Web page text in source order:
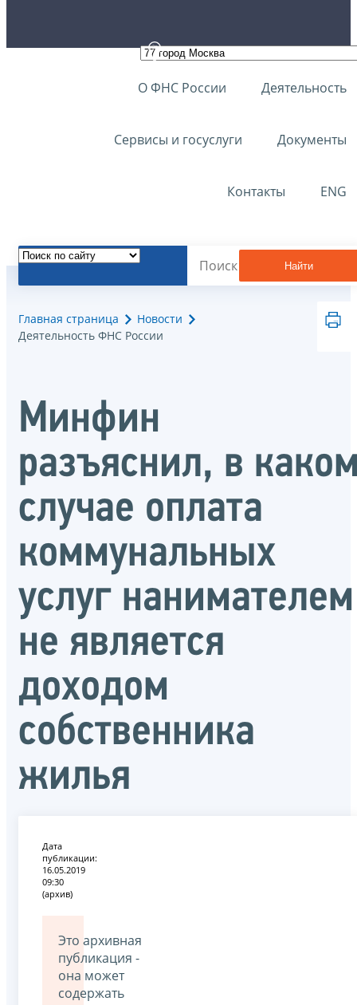
О ФНС России Деятельность
Сервисы и госуслуги Документы
Контакты ENG
Найти
Главная страница
Новости
Деятельность ФНС России
Минфин
разъяснил, в
случае оплата
коммунальных
услуг нанимателем
не является
доходом
собственника
жилья
Дата
публикации:
16.05.2019
09:30
(архив)
Это архивная
публикация -
она может
содержать